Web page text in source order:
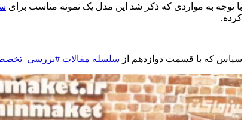
با توجه به مواردی که ذکر شد این مدل یک نمونه مناسب برای
کرده.
سپاس که با قسمت دوازدهم از سلسله مقالات